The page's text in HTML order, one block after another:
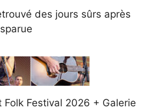
des jours sûrs après
Festival 2026 + Galerie